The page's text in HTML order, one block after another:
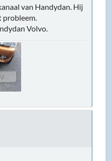
van Handydan. Hij
probleem.
Volvo.